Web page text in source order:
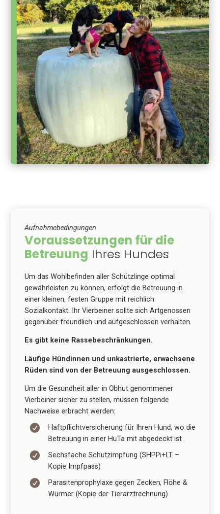
Aufnahmebedingungen
Voraussetzungen für die
Betreuung Ihres Hundes
Um das Wohlbefinden aller Schützlinge optimal
gewährleisten zu können, erfolgt die Betreuung in
einer kleinen, festen Gruppe mit reichlich
Sozialkontakt. Ihr Vierbeiner sollte sich Artgenossen
gegenüber freundlich und aufgeschlossen verhalten.
Es gibt keine Rassebeschränkungen.
Läufige Hündinnen und unkastrierte, erwachsene
Rüden sind von der Betreuung ausgeschlossen.
Um die Gesundheit aller in Obhut genommener
Vierbeiner sicher zu stellen, müssen folgende
Nachweise erbracht werden:

Haftpflichtversicherung für Ihren Hund, wo die
Betreuung in einer HuTa mit abgedeckt ist
 Sechsfache Schutzimpfung (SHPPi+LT –
Kopie Impfpass)

Parasitenprophylaxe gegen Zecken, Flöhe &
Würmer (Kopie der Tierarztrechnung)